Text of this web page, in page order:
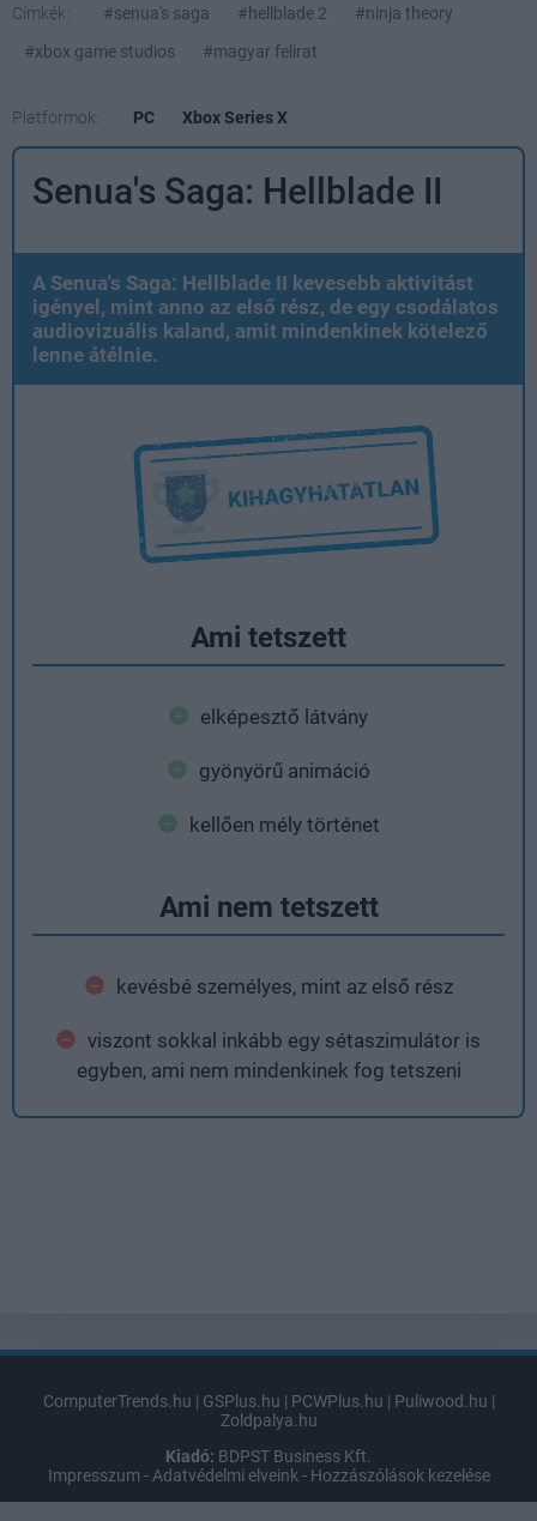
Címkék: #senua's saga #hellblade 2
#ninja theory
#xbox game studios
#magyar felirat
Platformok: PC Xbox Series X
Senua's Saga: Hellblade II
A Senua's Saga: Hellblade II kevesebb aktivitást
igényel, mint anno az első rész, de egy csodálatos
audiovizuális kaland, amit mindenkinek kötelező
lenne átélnie.
Ami tetszett
elképesztő látvány
gyönyörű animáció
kellően mély történet
Ami nem tetszett
kevésbé személyes, mint az első rész
viszont sokkal inkább egy sétaszimulátor is
egyben, ami nem mindenkinek fog tetszeni
ComputerTrends.hu | GSPlus.hu | PCWPlus.hu | Puliwood.hu |
Zoldpalya.hu
Kiadó: BDPST Business Kft.
Impresszum -Adatvédelmi elveink- Hozzászólások kezelése